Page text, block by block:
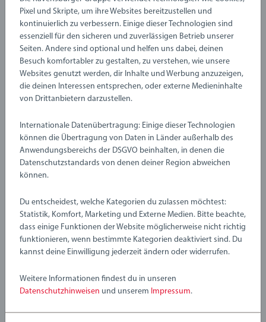
Das ist Petunia, eine abenteuerlustige Freundin aus der
magischen Welt von BRIO Flora. Mit ihren rosa und lila Farben
und den stacheligen Details ist Petunia für jeden Spaß zu
haben. Diese verspielte Flora-Figur sammelt mit ihrer
magnetischen Nase gerne Blumen und andere schöne Dinge
und ist mit allen BRIO Flora-Spielsets kompatibel. Petunia ist
perfekte Begleiter, um die Entwicklung des Kindes durch
kreatives Spielen zu unterstützen.
Über BRIO Flora: Bei BRIO Flora erkundet eine Gemeinschaft
farbenfroher Abenteuer. Jedes Spielset bringt Kindern die
Freude an der Natur nahe und lässt sie Blumen, Blätter und
Beeren sammeln, während sie ihre eigenen fantasievollen
Geschichten in einer bezaubernden, unbegrenzten Welt
erleben.
36208 BRIO Flora Petunia enthält 1 Teil: 1 x Flora Spielfigur
Details
EAN:
7312350362084
Warnhinweise und Herstellerinformation
Noch keine Bewertungen
abgegeben
Pixel und Skripte, um ihre Websites bereitzustellen und
kontinuierlich zu verbessern. Einige dieser Technologien sind
essenziell für den sicheren und zuverlässigen Betrieb unserer
Seiten. Andere sind optional und helfen uns dabei, deinen
Besuch komfortabler zu gestalten, zu verstehen, wie unsere
Websites genutzt werden, dir Inhalte und Werbung anzuzeigen,
die deinen Interessen entsprechen, oder externe Medieninhalte
von Drittanbietern darzustellen.
Internationale Datenübertragung: Einige dieser Technologien
können die Übertragung von Daten in Länder außerhalb des
Anwendungsbereichs der DSGVO beinhalten, in denen die
Datenschutzstandards von denen deiner Region abweichen
können.
Du entscheidest, welche Kategorien du zulassen möchtest:
Statistik, Komfort, Marketing und Externe Medien. Bitte beachte,
dass einige Funktionen der Website möglicherweise nicht richtig
funktionieren, wenn bestimmte Kategorien deaktiviert sind. Du
kannst deine Einwilligung jederzeit ändern oder widerrufen.
Weitere Informationen findest du in unseren
Datenschutzhinweisen und unserem Impressum.